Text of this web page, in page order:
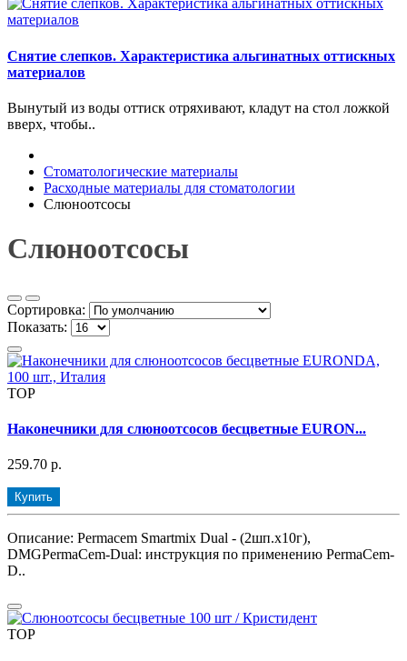
Снятие слепков. Характеристика альгинатных оттискных
материалов
Вынутый из воды оттиск отряхивают, кладут на стол лож­кой
вверх, чтобы..
Стоматологические материалы
Расходные материалы для стоматологии
Слюноотсосы
Слюноотсосы
Сортировка:
Показать:
TOP
Наконечники для слюноотсосов бесцветные EURON...
259.70 р.
Купить
Описание: Permacem Smartmiх Dual - (2шп.х10г),
DMGPermaCem-Dual: инструкция по применению PermaCem-
D..
TOP